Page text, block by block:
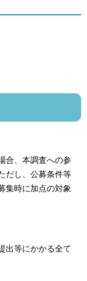
合、本調査への参
だし、公募条件等
集時に加点の対象
出等にかかる全て